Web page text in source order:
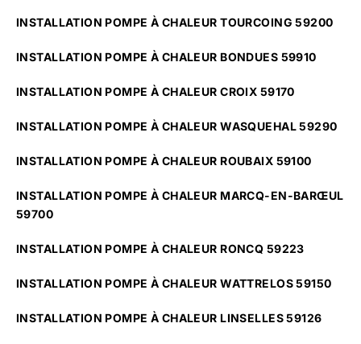
INSTALLATION POMPE À CHALEUR TOURCOING 59200
INSTALLATION POMPE À CHALEUR BONDUES 59910
INSTALLATION POMPE À CHALEUR CROIX 59170
INSTALLATION POMPE À CHALEUR WASQUEHAL 59290
INSTALLATION POMPE À CHALEUR ROUBAIX 59100
INSTALLATION POMPE À CHALEUR MARCQ-EN-BARŒUL
59700
INSTALLATION POMPE À CHALEUR RONCQ 59223
INSTALLATION POMPE À CHALEUR WATTRELOS 59150
INSTALLATION POMPE À CHALEUR LINSELLES 59126